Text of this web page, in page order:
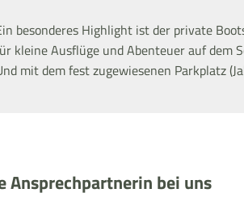
besonderes Highlight ist der private
kleine Ausflüge und Abenteuer auf dem
mit dem fest zugewiesenen Parkplatz
Ansprechpartnerin bei uns